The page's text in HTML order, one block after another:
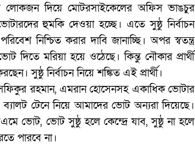
লোকজন দিয়ে মোটরসাইকেলের অফিস ভাঙচুর
হুমকি দেওয়া হচ্ছে। এতে সুষ্ঠু নির্বাচন
নিশ্চিত করার দাবি জানাচ্ছি। অপর স্বতন্ত্র
দিতে মরিয়া হয়ে ওঠেছে। কিন্তু নৌকার প্রার্থী
সুষ্ঠু নির্বাচন নিয়ে শঙ্কিত এই প্রার্থী।
রহমান, এমরান হোসেনসহ একাধিক ভোটার
টেনে নিয়ে আমাদের ভোট অন্যরা দিয়েছে।
ভোট, ভোট সুষ্ঠু হলে কেন্দ্রে যাব, সুষ্ঠু না হলে
পারবে না।